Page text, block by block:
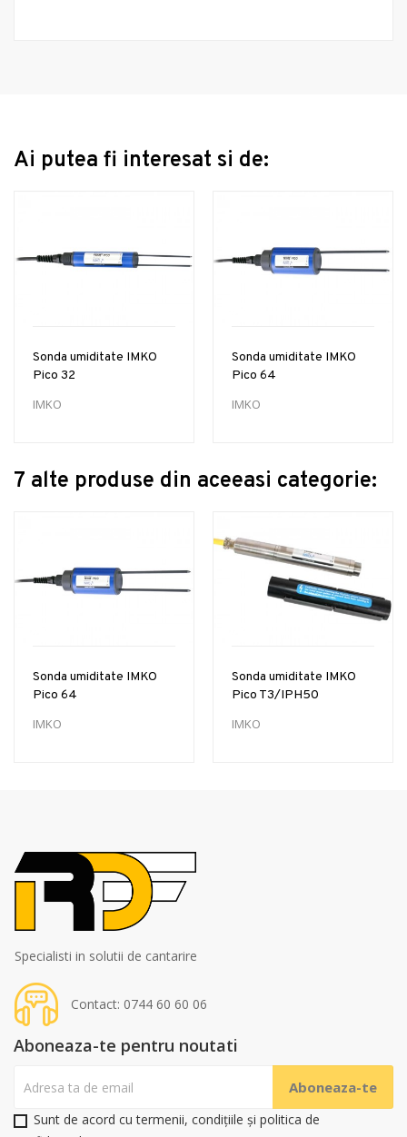
Ai putea fi interesat si de:
Sonda umiditate IMKO
Pico 32
IMKO
Sonda umiditate IMKO
Pico 64
IMKO
7 alte produse din aceeasi categorie:
Sonda umiditate IMKO
Pico 64
IMKO
Sonda umiditate IMKO
Pico T3/IPH50
IMKO
Specialisti in solutii de cantarire
Contact: 0744 60 60 06
Aboneaza-te pentru noutati
Sunt de acord cu termenii, condițiile și politica de